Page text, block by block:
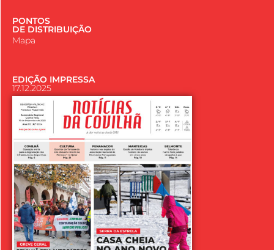
PONTOS
DE DISTRIBUIÇÃO
Mapa
EDIÇÃO IMPRESSA
17.12.2025